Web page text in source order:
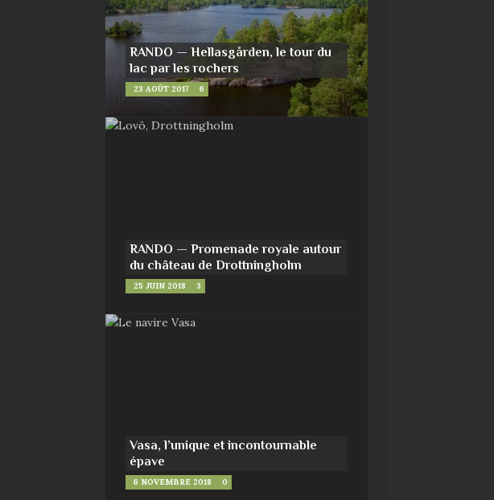
RANDO — Hellasgården, le tour du
lac par les rochers
23 AOÛT 2017 6
RANDO — Promenade royale autour
du château de Drottningholm
25 JUIN 2018 3
Vasa, l’unique et incontournable
épave
6 NOVEMBRE 2018 0